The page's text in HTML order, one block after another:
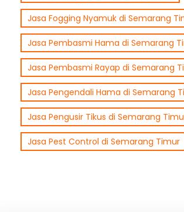
Jasa Fogging Nyamuk di Semarang
Jasa Pembasmi Hama di Semarang
Jasa Pembasmi Rayap di Semarang
Jasa Pengendali Hama di Semarang
Jasa Pengusir Tikus di Semarang
Jasa Pest Control di Semarang Timur